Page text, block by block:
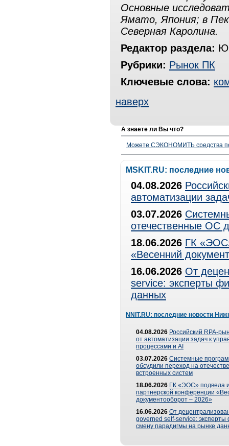
Основные
Ямато, Япония; в
Северная Каролина.
Редактор раздела:
Рубрики: Рынок ПК
Ключевые слова:
наверх
А знаете ли Вы что?
Можете СЭКОНОМИТЬ средства
MSKIT.RU: последние
04.08.2026
автоматизации
03.07.2026
отечественные ОС
18.06.2026 ГК
«Весенний
16.06.2026 От
service: эксперты
данных
NNIT.RU: последние новости
04.08.2026 Российский RPA-
от автоматизации задач к
процессами и AI
03.07.2026 Системные
обсудили переход на
встроенных систем
18.06.2026 ГК «ЭОС» подвела
партнерской конференции
документооборот – 2026»
16.06.2026 От
governed self-service: эксперты
смену парадигмы на рынке